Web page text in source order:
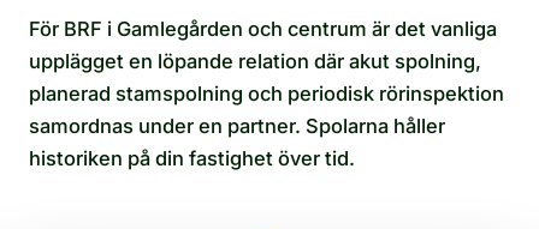
För BRF i Gamlegården och centrum är det vanliga
upplägget en löpande relation där akut spolning,
planerad stamspolning och periodisk rörinspektion
samordnas under en partner. Spolarna håller
historiken på din fastighet över tid.